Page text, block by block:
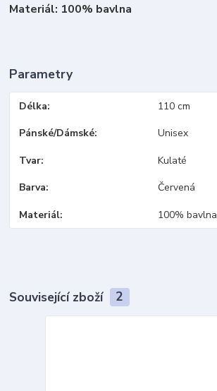
Materiál: 100% bavlna
Parametry
Délka 110 cm
Pánské/Dámské Unisex
Tvar Kulaté
Barva Červená
Materiál 100% bavlna
Související zboží 2